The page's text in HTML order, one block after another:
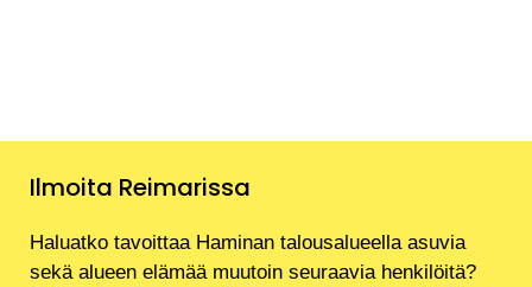
Ilmoita Reimarissa
Haluatko tavoittaa Haminan talousalueella asuvia
sekä alueen elämää muutoin seuraavia henkilöitä?